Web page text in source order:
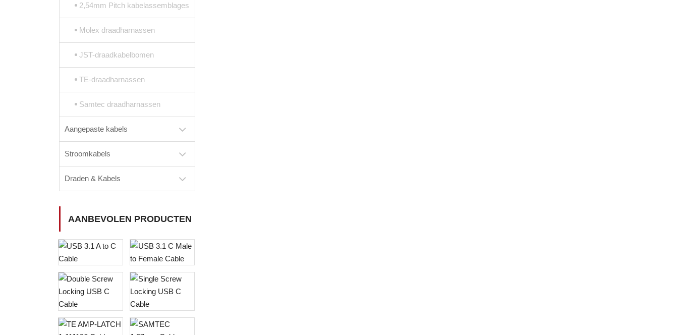
2,54mm Pitch kabelassemblages
Molex draadharnassen
JST-draadkabelbomen
TE-draadharnassen
Samtec draadharnassen
Aangepaste kabels
Stroomkabels
Draden & Kabels
AANBEVOLEN PRODUCTEN